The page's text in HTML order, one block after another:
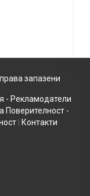
запазени
- Рекламодатели
Поверителност -
Контакти